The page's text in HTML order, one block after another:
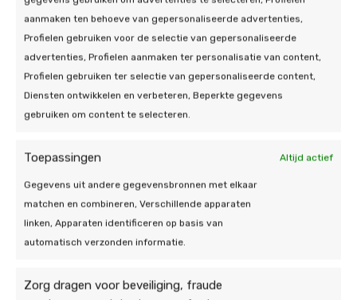
aanmaken ten behoeve van gepersonaliseerde advertenties,
Profielen gebruiken voor de selectie van gepersonaliseerde
advertenties, Profielen aanmaken ter personalisatie van content,
Profielen gebruiken ter selectie van gepersonaliseerde content,
Diensten ontwikkelen en verbeteren, Beperkte gegevens
gebruiken om content te selecteren.
Toepassingen Altijd actief
Gegevens uit andere gegevensbronnen met elkaar
matchen en combineren, Verschillende apparaten
linken, Apparaten identificeren op basis van
automatisch verzonden informatie.
Zorg dragen voor beveiliging, fraude
het kopen van een
thuisbatterij in Oss
Bij het aanschaffen van een thuisbatterij in Oss zijn
er verschillende belangrijke factoren om te
de capaciteit van de batterij. Deze moet afgestemd
uw zonnepanelen. Het is ook belangrijk om te kijken
naar dekostenvan de batterij en de verwachte
besparingen op uw energiekosten om de juiste
investering te maken.
Daarnaast speelt detechnologieen